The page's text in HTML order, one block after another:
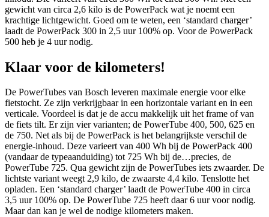
gewicht van circa 2,6 kilo is de PowerPack wat je noemt een
krachtige lichtgewicht. Goed om te weten, een ‘standard charger’
laadt de PowerPack 300 in 2,5 uur 100% op. Voor de PowerPack
500 heb je 4 uur nodig.
Klaar voor de kilometers!
De PowerTubes van Bosch leveren maximale energie voor elke
fietstocht. Ze zijn verkrijgbaar in een horizontale variant en in een
verticale. Voordeel is dat je de accu makkelijk uit het frame of van
de fiets tilt. Er zijn vier varianten; de PowerTube 400, 500, 625 en
de 750. Net als bij de PowerPack is het belangrijkste verschil de
energie-inhoud. Deze varieert van 400 Wh bij de PowerPack 400
(vandaar de typeaanduiding) tot 725 Wh bij de…precies, de
PowerTube 725. Qua gewicht zijn de PowerTubes iets zwaarder. De
lichtste variant weegt 2,9 kilo, de zwaarste 4,4 kilo. Tenslotte het
opladen. Een ‘standard charger’ laadt de PowerTube 400 in circa
3,5 uur 100% op. De PowerTube 725 heeft daar 6 uur voor nodig.
Maar dan kan je wel de nodige kilometers maken.